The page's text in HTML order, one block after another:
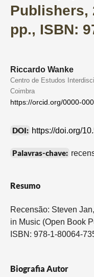
Publishers,
pp., ISBN:
Riccardo Wanke
Centro de Estudos
Coimbra
https://orcid.org/0000-
DOI: https://doi.org/
Palavras-chave:
Resumo
Recensão: Steven
in Music (Open Book
ISBN: 978-1-80064-
Biografia Autor